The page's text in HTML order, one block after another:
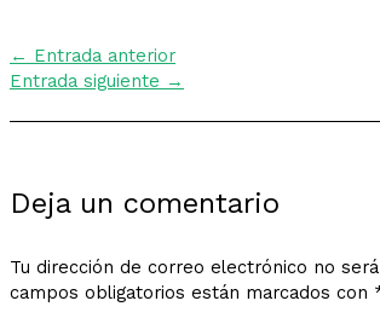
← Entrada anterior
Entrada siguiente →
Deja un comentario
Tu dirección de correo electrónico no
campos obligatorios están marcados con